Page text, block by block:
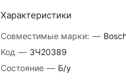
Характеристики
Совместимые марки: —
Код — ЗЧ20389
Состояние — Б/у